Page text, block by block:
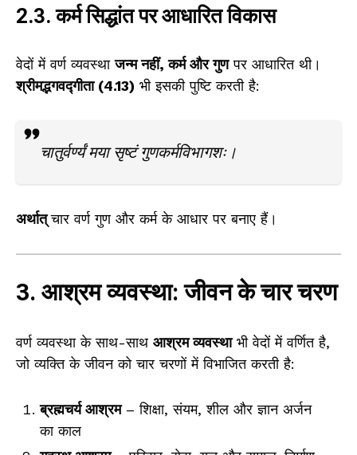
2.3. कर्म सिद्धांत पर आधारित विकास
वेदों में वर्ण व्यवस्थाजन्म नहीं, कर्म और गुणपर आधारित थी।
श्रीमद्भगवद्गीता (4.13) भी इसकी पुष्टि करती है:
चातुर्वर्ण्यं मया सृष्टं गुणकर्मविभागशः।
अर्थात्चार वर्ण गुण और कर्म के आधार पर बनाए हैं।
3. आश्रम व्यवस्था: जीवन के चार चरण
वर्ण व्यवस्था के साथ-साथ आश्रम व्यवस्थाभी वेदों में वर्णित है,
जो व्यक्ति के जीवन को चार चरणों में विभाजित करती है:
ब्रह्मचर्य आश्रम– शिक्षा, संयम, शील और ज्ञान अर्जन
का काल